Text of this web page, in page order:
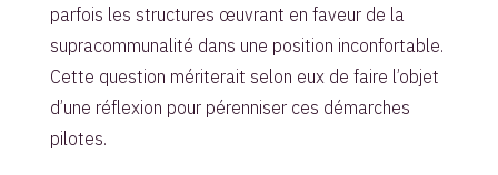
parfois les structures œuvrant en faveur de la
supracommunalité dans une position inconfortable.
Cette question mériterait selon eux de faire l’objet
d’une réflexion pour pérenniser ces démarches
pilotes.